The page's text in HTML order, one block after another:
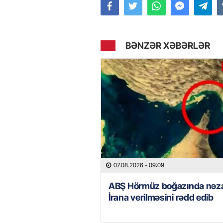
BƏNZƏR XƏBƏRLƏR
07.08.2026 - 09:09
ABŞ Hörmüz boğazında
İrana verilməsini rədd edib